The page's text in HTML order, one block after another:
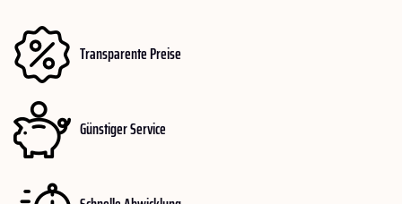
Transparente Preise
Günstiger Service